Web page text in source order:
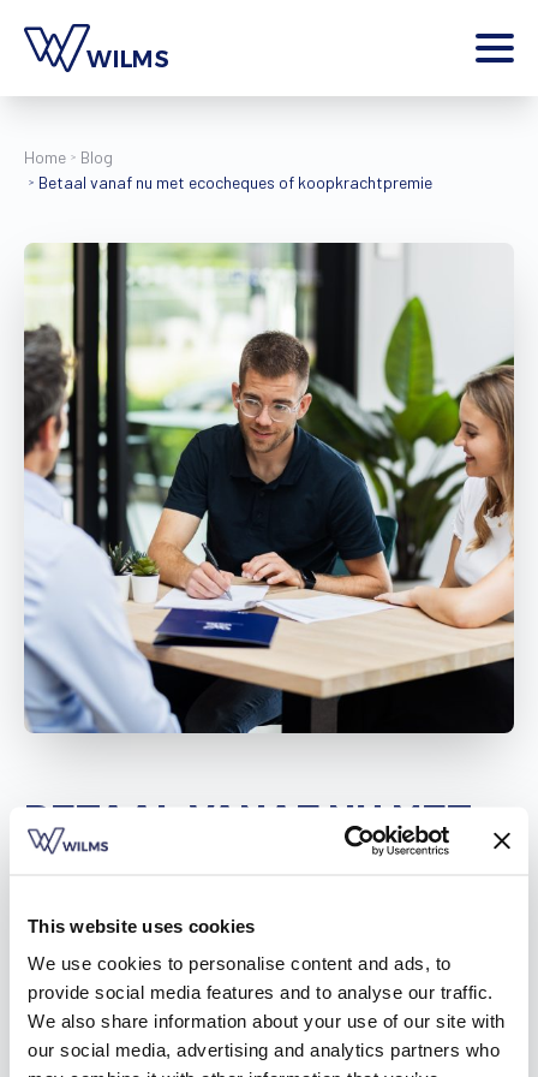
This website uses cookies
We use cookies to personalise content and ads, to
provide social media features and to analyse our traffic.
We also share information about your use of our site with
our social media, advertising and analytics partners who
Vind een verdeler Offerte op maat
Gratis brochure
Inspiratie
Tools
Contact
Extra
Jobs
Wilms World
NL
Home
Blog
Betaal vanaf nu met ecocheques of koopkrachtpremie
BETAAL VANAF NU MET
ECOCHEQUES OF
KOOPKRACHTPREMIE
23.10.2023
Kom je rolluiken of zonwering kiezen in ons Wilms
Experience Center in Meerhout?